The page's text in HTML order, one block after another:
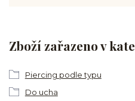
Zboží zařazeno v
Piercing podle typu
Do ucha